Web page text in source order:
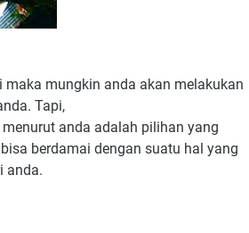
mungkin anda akan melakukan
Tapi,
anda adalah pilihan yang
berdamai dengan suatu hal yang
anda.